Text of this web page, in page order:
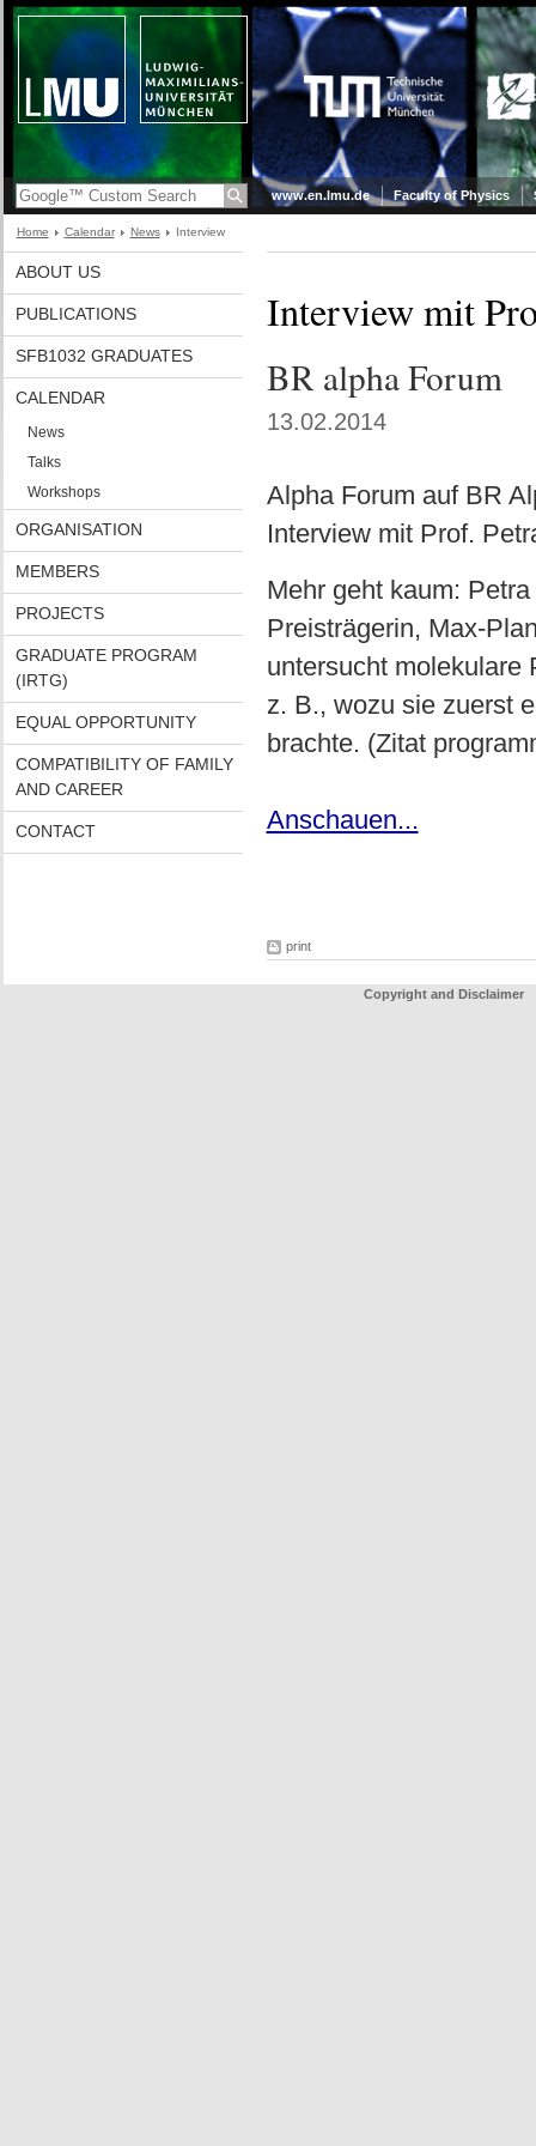
www.en.lmu.de Faculty of Physics
Home Calendar News Interview
ABOUT US
PUBLICATIONS
SFB1032 GRADUATES
CALENDAR
News
Talks
Workshops
ORGANISATION
MEMBERS
PROJECTS
GRADUATE PROGRAM
(IRTG)
EQUAL OPPORTUNITY
COMPATIBILITY OF FAMILY
AND CAREER
CONTACT
Interview mit
BR alpha Forum
13.02.2014
Alpha Forum auf BR
Interview mit Prof.
Mehr geht kaum:
Preisträgerin, Max-
untersucht molekulare
z. B., wozu sie zuerst
brachte. (Zitat
Anschauen...
print
Copyright and Disclaimer